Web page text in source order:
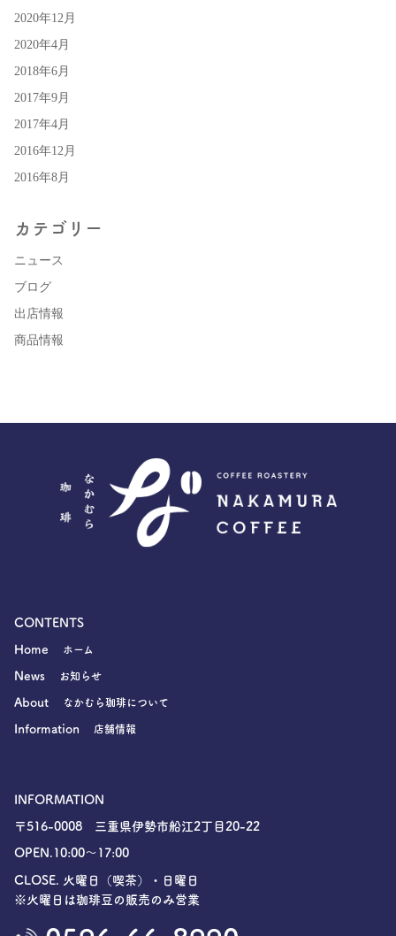
2020年12月
2020年4月
2018年6月
2017年9月
2017年4月
2016年12月
2016年8月
カテゴリー
ニュース
ブログ
出店情報
商品情報
CONTENTS
Home ホーム
News お知らせ
About なかむら珈琲について
Information 店舗情報
INFORMATION
〒516-0008 三重県伊勢市船江2丁目20-22
OPEN.10:00〜17:00
CLOSE. 火曜日（喫茶）・日曜日
※火曜日は珈琲豆の販売のみ営業